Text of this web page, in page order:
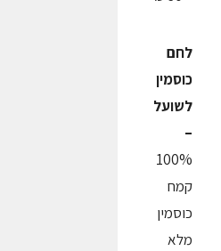
לחם
כוסמין
לשועל
–
100%
קמח
כוסמין
מלא